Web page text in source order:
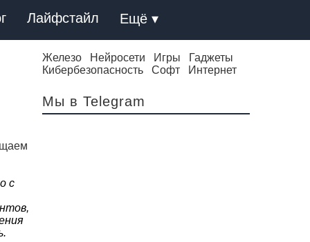
Лайфстайл Ещё ▾
с
Железо Нейросети Игры
Гаджеты
Кибербезопасность
Софт Интернет
Мы в Telegram